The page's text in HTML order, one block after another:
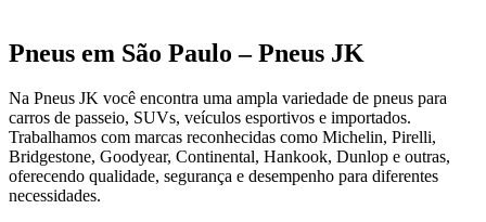
Pneus em São Paulo – Pneus JK
Na Pneus JK você encontra uma ampla variedade de pneus para
carros de passeio, SUVs, veículos esportivos e importados.
Trabalhamos com marcas reconhecidas como Michelin, Pirelli,
Bridgestone, Goodyear, Continental, Hankook, Dunlop e outras,
oferecendo qualidade, segurança e desempenho para diferentes
necessidades.